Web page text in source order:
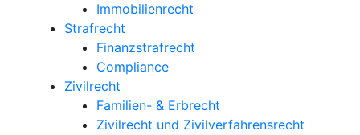
Immobilienrecht
Strafrecht
Finanzstrafrecht
Compliance
Zivilrecht
Familien- & Erbrecht
Zivilrecht und Zivilverfahrensrecht